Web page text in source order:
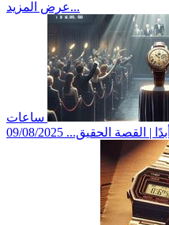
عرض المزيد...
ساعات
| القصة الحقيق... 09/08/2025